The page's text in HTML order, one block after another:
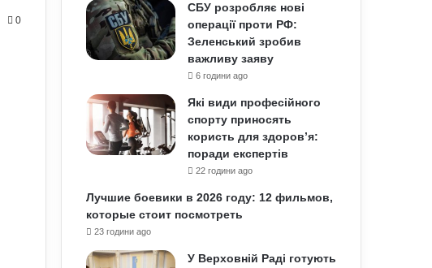
0
СБУ розробляє нові
операції проти РФ:
Зеленський зробив
важливу заяву
6 години ago
Які види професійного
спорту приносять
користь для здоров’я:
поради експертів
22 години ago
Лучшие боевики в 2026 году: 12 фильмов,
которые стоит посмотреть
23 години ago
У Верховній Раді готують